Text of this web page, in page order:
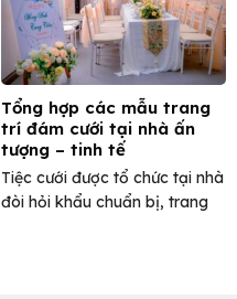
Tổng hợp các mẫu trang
trí đám cưới tại nhà ấn
tượng – tinh tế
Tiệc cưới được tổ chức tại nhà
đòi hỏi khẩu chuẩn bị, trang